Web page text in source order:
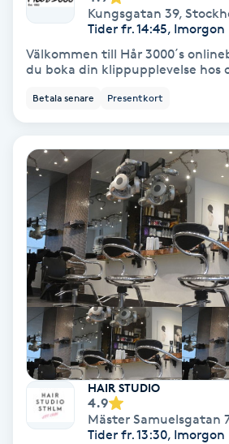
Läpptatuering
Manikyr & Pedikyr
Massage
Medial vägledning
Medicinsk massage
Meditation
Medium
Megavolymfransar
Kungsgatan 39,
Tider fr. 14:45, Imorgon
Välkommen till Hår 3000´s
Betala senare Presentkort
HAIR STUDIO
4.9
Mäster Samuelsgatan 7
Tider fr. 13:30, Imorgon